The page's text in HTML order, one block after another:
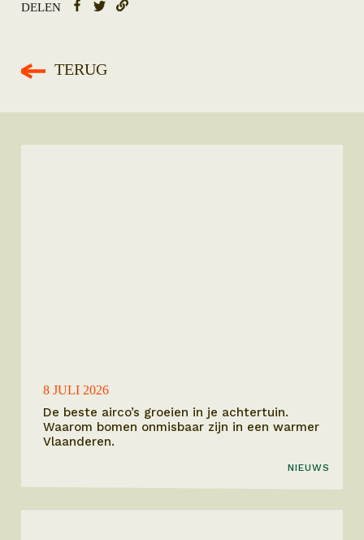
DELEN
TERUG
8 JULI 2026
De beste airco’s groeien in je achtertuin.
Waarom bomen onmisbaar zijn in een warmer
Vlaanderen.
NIEUWS